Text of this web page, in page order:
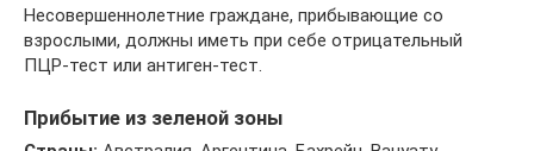
Несовершеннолетние граждане, прибывающие со
взрослыми, должны иметь при себе отрицательный
ПЦР-тест или антиген-тест.
Прибытие из зеленой зоны